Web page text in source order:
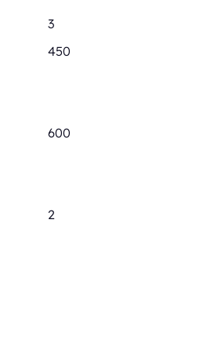
3
450
600
2